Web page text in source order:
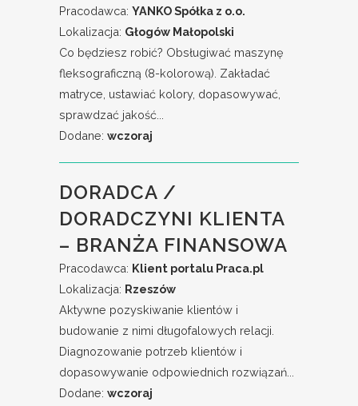
Pracodawca: YANKO Spółka z o.o.
Lokalizacja: Głogów Małopolski
Co będziesz robić? Obsługiwać maszynę
fleksograficzną (8-kolorową). Zakładać
matryce, ustawiać kolory, dopasowywać,
sprawdzać jakość...
Dodane: wczoraj
DORADCA /
DORADCZYNI KLIENTA
– BRANŻA FINANSOWA
Pracodawca: Klient portalu Praca.pl
Lokalizacja: Rzeszów
Aktywne pozyskiwanie klientów i
budowanie z nimi długofalowych relacji.
Diagnozowanie potrzeb klientów i
dopasowywanie odpowiednich rozwiązań...
Dodane: wczoraj